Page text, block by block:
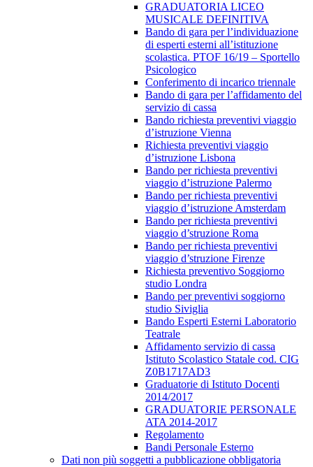
GRADUATORIA LICEO
MUSICALE DEFINITIVA
Bando di gara per l’individuazione
di esperti esterni all’istituzione
scolastica. PTOF 16/19 – Sportello
Psicologico
Conferimento di incarico triennale
Bando di gara per l’affidamento del
servizio di cassa
Bando richiesta preventivi viaggio
d’istruzione Vienna
Richiesta preventivi viaggio
d’istruzione Lisbona
Bando per richiesta preventivi
viaggio d’istruzione Palermo
Bando per richiesta preventivi
viaggio d’istruzione Amsterdam
Bando per richiesta preventivi
viaggio d’struzione Roma
Bando per richiesta preventivi
viaggio d’struzione Firenze
Richiesta preventivo Soggiorno
studio Londra
Bando per preventivi soggiorno
studio Siviglia
Bando Esperti Esterni Laboratorio
Teatrale
Affidamento servizio di cassa
Istituto Scolastico Statale cod. CIG
Z0B1717AD3
Graduatorie di Istituto Docenti
2014/2017
GRADUATORIE PERSONALE
ATA 2014-2017
Regolamento
Bandi Personale Esterno
Dati non più soggetti a pubblicazione obbligatoria